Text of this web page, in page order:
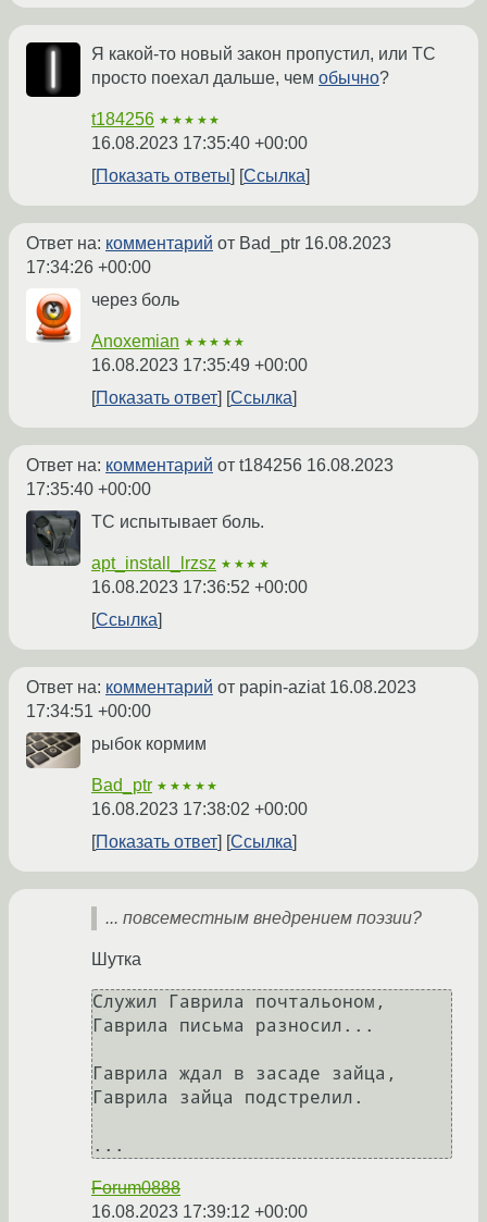
Я какой-то новый закон пропустил, или ТС
просто поехал дальше, чем обычно?
t184256 ★★★★★
16.08.2023 17:35:40 +00:00
Показать ответы
Ссылка
Ответ на: комментарий от Bad_ptr 16.08.2023
17:34:26 +00:00
через боль
Anoxemian ★★★★★
16.08.2023 17:35:49 +00:00
Показать ответ
Ссылка
Ответ на: комментарий от t184256 16.08.2023
17:35:40 +00:00
ТС испытывает боль.
apt_install_lrzsz ★★★★
16.08.2023 17:36:52 +00:00
Ссылка
Ответ на: комментарий от papin-aziat 16.08.2023
17:34:51 +00:00
рыбок кормим
Bad_ptr ★★★★★
16.08.2023 17:38:02 +00:00
Показать ответ
Ссылка
... повсеместным внедрением поэзии?
Шутка
Служил Гаврила почтальоном,
Гаврила письма разносил...
Гаврила ждал в засаде зайца,
Гаврила зайца подстрелил.
Forum0888
16.08.2023 17:39:12 +00:00